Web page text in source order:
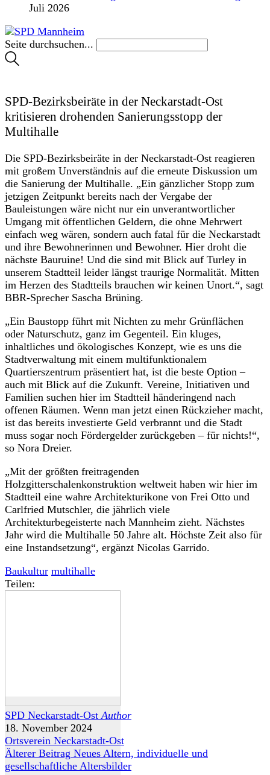
Juli 2026
Seite durchsuchen...
SPD-Bezirksbeiräte in der Neckarstadt-Ost
kritisieren drohenden Sanierungsstopp der
Multihalle
Die SPD-Bezirksbeiräte in der Neckarstadt-Ost reagieren
mit großem Unverständnis auf die erneute Diskussion um
die Sanierung der Multihalle. „Ein gänzlicher Stopp zum
jetzigen Zeitpunkt bereits nach der Vergabe der
Bauleistungen wäre nicht nur ein unverantwortlicher
Umgang mit öffentlichen Geldern, die ohne Mehrwert
einfach weg wären, sondern auch fatal für die Neckarstadt
und ihre Bewohnerinnen und Bewohner. Hier droht die
nächste Bauruine! Und die sind mit Blick auf Turley in
unserem Stadtteil leider längst traurige Normalität. Mitten
im Herzen des Stadtteils brauchen wir keinen Unort.“, sagt
BBR-Sprecher Sascha Brüning.
„Ein Baustopp führt mit Nichten zu mehr Grünflächen
oder Naturschutz, ganz im Gegenteil. Ein kluges,
inhaltliches und ökologisches Konzept, wie es uns die
Stadtverwaltung mit einem multifunktionalem
Quartierszentrum präsentiert hat, ist die beste Option –
auch mit Blick auf die Zukunft. Vereine, Initiativen und
Familien suchen hier im Stadtteil händeringend nach
offenen Räumen. Wenn man jetzt einen Rückzieher macht,
ist das bereits investierte Geld verbrannt und die Stadt
muss sogar noch Fördergelder zurückgeben – für nichts!“,
so Nora Dreier.
„Mit der größten freitragenden
Holzgitterschalenkonstruktion weltweit haben wir hier im
Stadtteil eine wahre Architekturikone von Frei Otto und
Carlfried Mutschler, die jährlich viele
Architekturbegeisterte nach Mannheim zieht. Nächstes
Jahr wird die Multihalle 50 Jahre alt. Höchste Zeit also für
eine Instandsetzung“, ergänzt Nicolas Garrido.
Baukultur multihalle
Teilen:
SPD Neckarstadt-Ost Author
18. November 2024
Ortsverein Neckarstadt-Ost
Älterer Beitrag Neues Altern, individuelle und
gesellschaftliche Altersbilder